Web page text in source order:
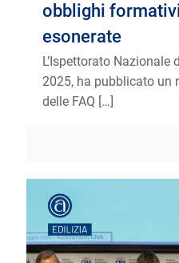
obblighi
esonerate
L’Ispettorato
2025, ha pubblicato un
delle FAQ […]